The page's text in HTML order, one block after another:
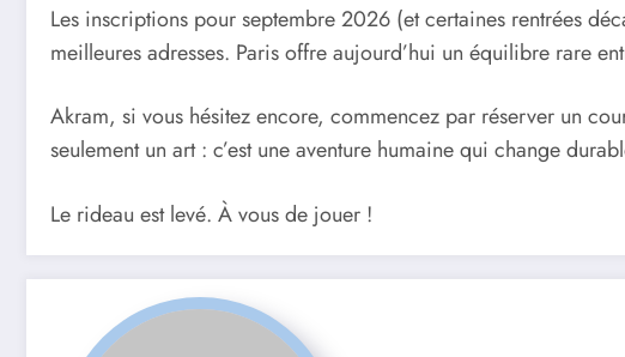
Les inscriptions pour septembre 2026 (et certaines rentrées
meilleures adresses. Paris offre aujourd’hui un équilibre rare
Akram, si vous hésitez encore, commencez par réserver un
seulement un art : c’est une aventure humaine qui change
Le rideau est levé. À vous de jouer !